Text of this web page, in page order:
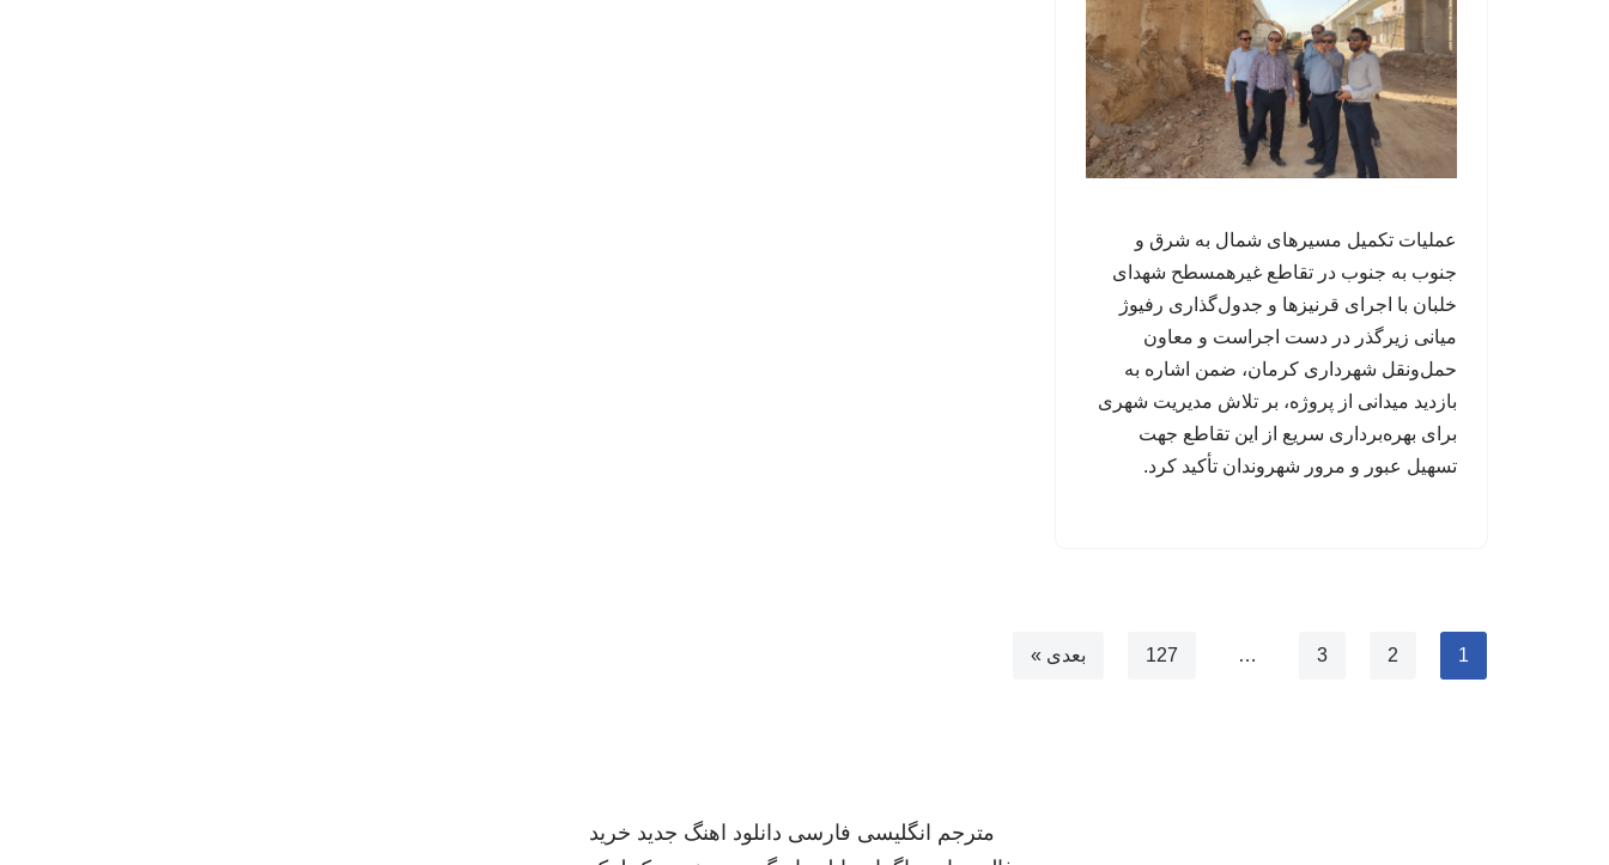
عملیات تکمیل مسیرهای شمال به شرق و
جنوب به جنوب در تقاطع غیرهمسطح شهدای
خلبان با اجرای قرنیزها و جدول‌گذاری رفیوژ
میانی زیرگذر در دست اجراست و معاون
حمل‌ونقل شهرداری کرمان، ضمن اشاره به
بازدید میدانی از پروژه، بر تلاش مدیریت شهری
برای بهره‌برداری سریع از این تقاطع جهت
تسهیل عبور و مرور شهروندان تأکید کرد.
1
2
3
…
127 بعدی »
مترجم انگلیسی فارسی دانلود اهنگ جدید خرید